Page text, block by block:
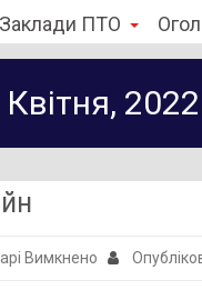
Заклади ПТО
2022
Вимкнено до